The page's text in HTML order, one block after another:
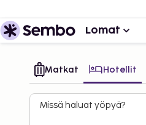
Lomat
Matkat Hotellit
Missä haluat yöpyä?